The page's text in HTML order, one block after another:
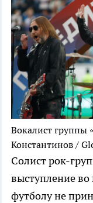
Вокалист группы
Константинов /
Солист рок-
выступление во
футболу не